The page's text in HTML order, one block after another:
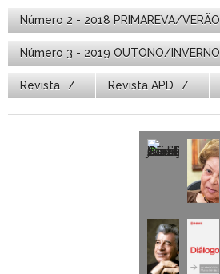
Número 2 - 2018 PRIMAREVA/VERÃO
Número 3 - 2019 OUTONO/INVERNO
Revista Revista APD